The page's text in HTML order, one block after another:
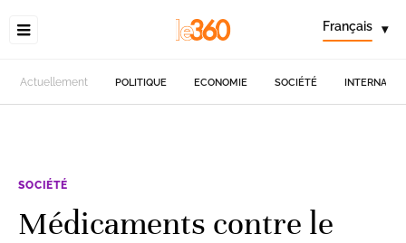
Français ▾
Actuellement POLITIQUE ECONOMIE SOCIÉTÉ
SOCIÉTÉ
Médicaments contre le